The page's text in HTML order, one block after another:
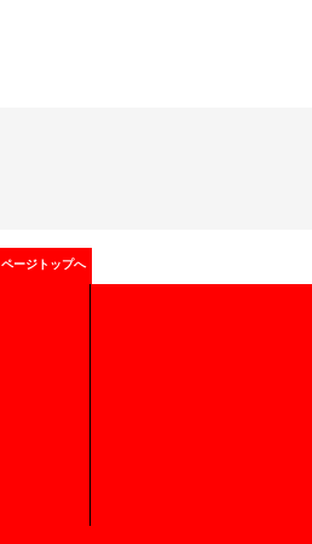
ページトップへ